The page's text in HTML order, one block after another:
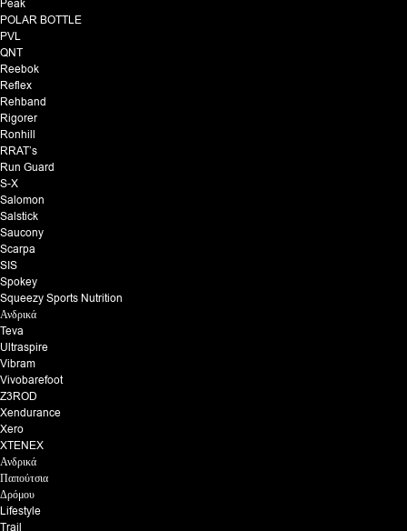
Peak
POLAR BOTTLE
PVL
QNT
Reebok
Reflex
Rehband
Rigorer
Ronhill
RRAT’s
Run Guard
S-X
Salomon
Salstick
Saucony
Scarpa
SIS
Spokey
Squeezy Sports Nutrition
Ανδρικά
Teva
Ultraspire
Vibram
Vivobarefoot
Z3ROD
Xendurance
Xero
XTENEX
Ανδρικά
Παπούτσια
Δρόμου
Lifestyle
Trail